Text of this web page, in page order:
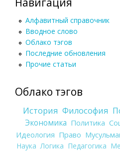
Алфавитный справочник
Вводное слово
Облако тэгов
Последние обновления
Прочие статьи
Облако тэгов
История Философия
Экономика Политика
Идеология Право
Наука Логика Педагогика